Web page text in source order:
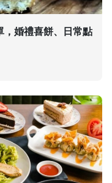
，婚禮喜餅、日常點